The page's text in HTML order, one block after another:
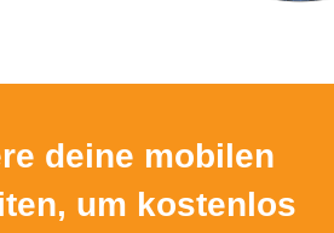
deine mobilen
um kostenlos